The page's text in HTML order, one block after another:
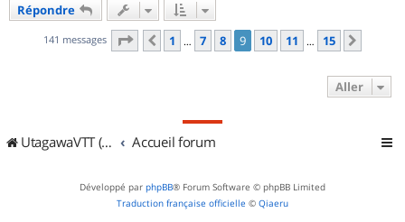
Répondre
141 messages Page 9sur 15
Précédent
1 … 7 8 9 10 11 … 15
Aller
UtagawaVTT (Randos VTT et VTTAE avec traces GPS) Accueil forum
Développé par phpBB® Forum Software © phpBB Limited
Traduction française officielle © Qiaeru